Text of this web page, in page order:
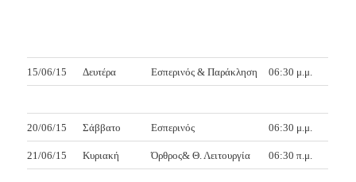
15/06/15 Δευτέρα Εσπερινός & Παράκληση 06:30 μ.μ.
20/06/15 Σάββατο Εσπερινός 06:30 μ.μ.
21/06/15 Κυριακή Όρθρος& Θ. Λειτουργία 06:30 π.μ.